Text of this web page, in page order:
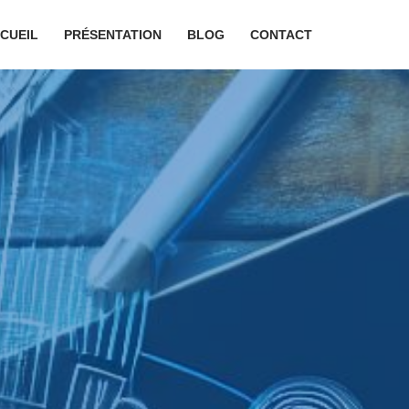
PRÉSENTATION BLOG CONTACT